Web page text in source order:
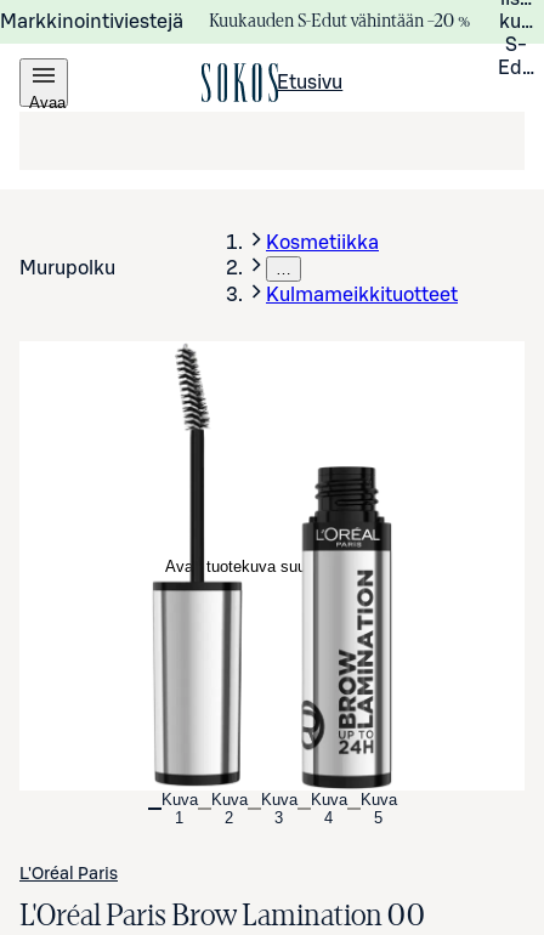
Markkinointiviestejä Kuukauden S-Edut vähintään –20 %
S-
Avaa
Etusivu
Murupolku
Kosmetiikka
…
Kulmameikkituotteet
Avaa tuotekuva suurennettuna
Kuva
1
Kuva
2
Kuva
3
Kuva
4
Kuva
5
L'Oréal Paris
L'Oréal Paris Brow Lamination 00